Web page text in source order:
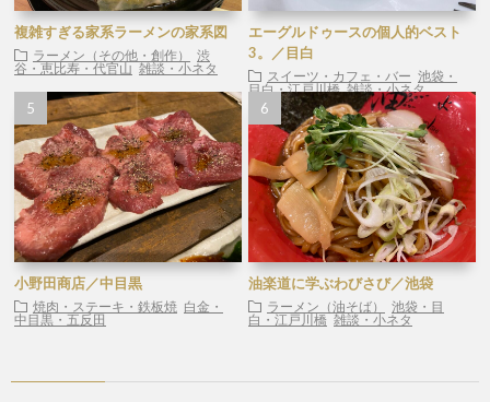
複雑すぎる家系ラーメンの家系図
ラーメン（その他・創作）
渋
谷・恵比寿・代官山 雑談・小ネタ
エーグルドゥースの個人的ベスト
3。／目白
スイーツ・カフェ・バー 池袋・
目白・江戸川橋 雑談・小ネタ
小野田商店／中目黒
焼肉・ステーキ・鉄板焼 白金・
中目黒・五反田
油楽道に学ぶわびさび／池袋
ラーメン（油そば）
池袋・目
白・江戸川橋 雑談・小ネタ